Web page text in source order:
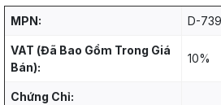
MPN: D-
VAT (Đã Bao Gồm Trong Giá
Bán):
10%
Chứng Chỉ: